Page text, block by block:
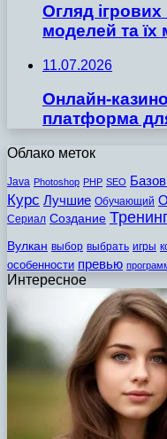
Огляд ігрових
моделей та
11.07.2026
Онлайн-
платформа
Облако меток
Java Photoshop PHP SEO
Курс Лучшие Обучающий
Сериал Создание Тренинг
Вулкан выбор выбрать игры
особенности превью
Интересное